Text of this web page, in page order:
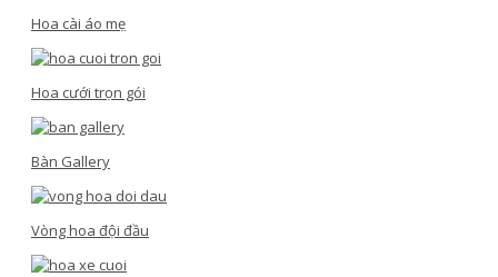
Hoa cài áo mẹ
Hoa cưới trọn gói
Bàn Gallery
Vòng hoa đội đầu